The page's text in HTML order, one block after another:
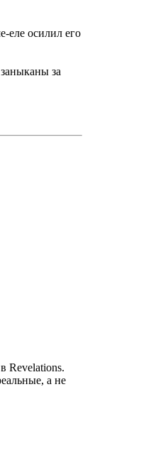
еле осилил его
за
Revelations.
а не